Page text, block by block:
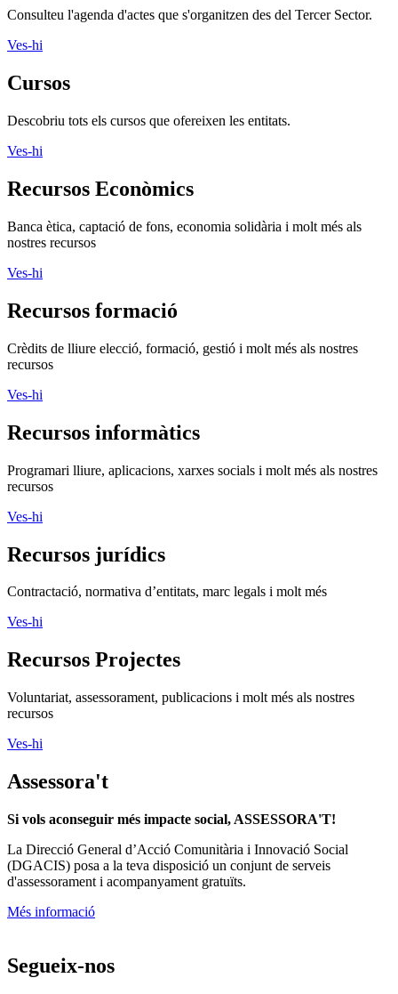
Consulteu l'agenda d'actes que s'organitzen des del Tercer Sector.
Ves-hi
Cursos
Descobriu tots els cursos que ofereixen les entitats.
Ves-hi
Recursos Econòmics
Banca ètica, captació de fons, economia solidària i molt més als
nostres recursos
Ves-hi
Recursos formació
Crèdits de lliure elecció, formació, gestió i molt més als nostres
recursos
Ves-hi
Recursos informàtics
Programari lliure, aplicacions, xarxes socials i molt més als nostres
recursos
Ves-hi
Recursos jurídics
Contractació, normativa d’entitats, marc legals i molt més
Ves-hi
Recursos Projectes
Voluntariat, assessorament, publicacions i molt més als nostres
recursos
Ves-hi
Assessora't
Si vols aconseguir més impacte social, ASSESSORA'T!
La Direcció General d’Acció Comunitària i Innovació Social
(DGACIS) posa a la teva disposició un conjunt de serveis
d'assessorament i acompanyament gratuïts.
Més informació
Segueix-nos